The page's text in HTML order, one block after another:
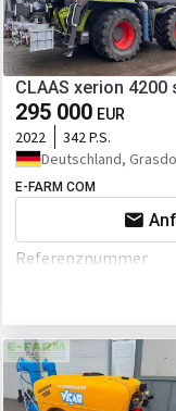
CLAAS xerion
295 000 EUR
2022
342 P.S.
Deutschland,
E-FARM COM
Referenznummer